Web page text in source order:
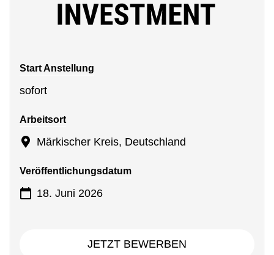
Start Anstellung
sofort
Arbeitsort
Märkischer Kreis, Deutschland
Veröffentlichungsdatum
18. Juni 2026
JETZT BEWERBEN